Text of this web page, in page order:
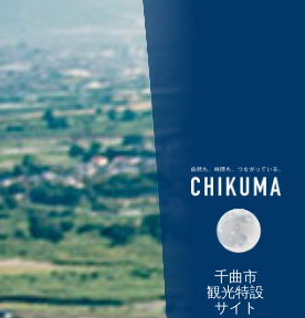
千曲市
観光特設
サイト